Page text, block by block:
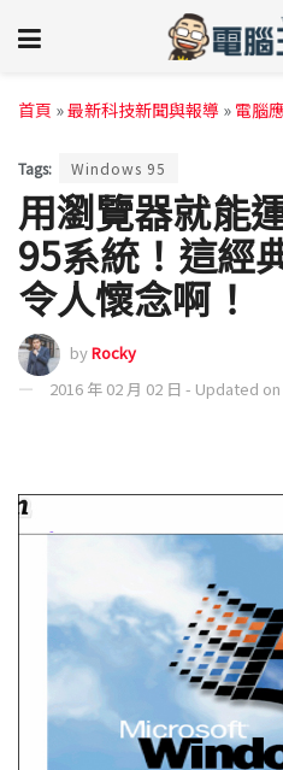
首頁 »最新科技新聞與報導 » 電腦
Tags: Windows 95
用瀏覽器就能
95系統！這經
令人懷念啊！
byRocky
2016 年 02 月 02 日 - Updated